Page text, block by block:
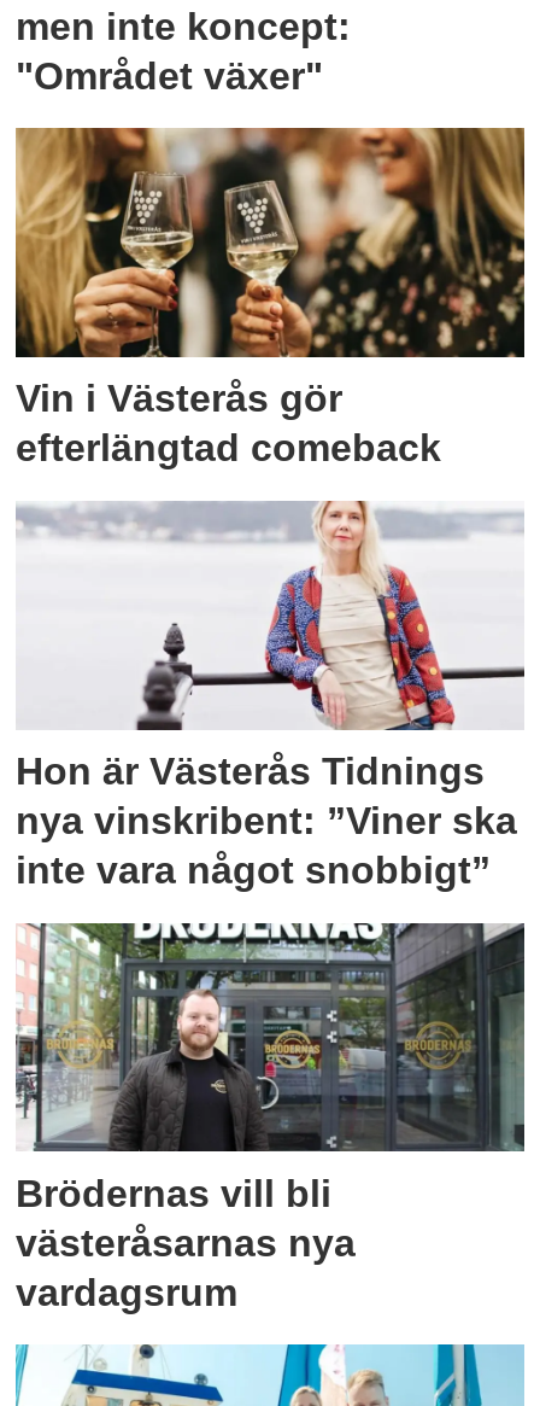
men inte koncept:
"Området växer"
Vin i Västerås gör
efterlängtad comeback
Hon är Västerås Tidnings
nya vinskribent: ”Viner ska
inte vara något snobbigt”
Brödernas vill bli
västeråsarnas nya
vardagsrum